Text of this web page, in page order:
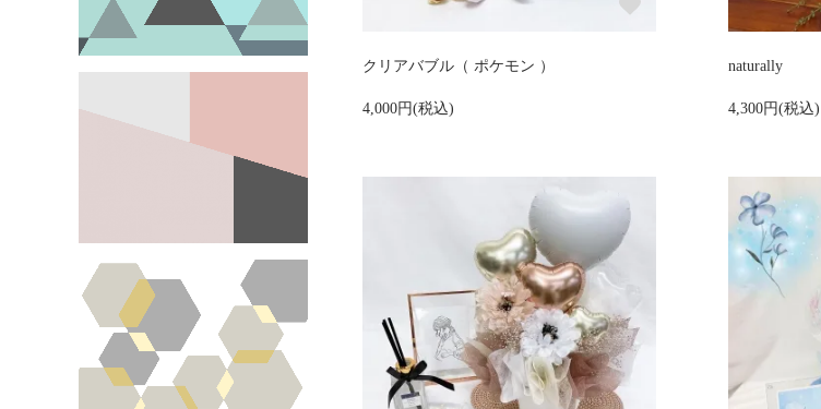
クリアバブル（ ポケモン ）
4,000円(税込)
naturally
4,300円(税込)